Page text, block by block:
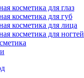
косметика для глаз
косметика для губ
косметика для лица
косметика для ногтей